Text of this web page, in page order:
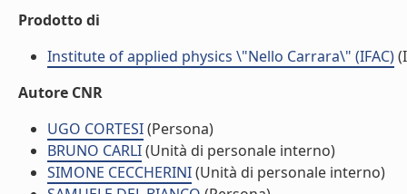
Prodotto di
Institute of applied physics \"Nello Carrara\" (IFAC)
Autore CNR
UGO CORTESI(Persona)
BRUNO CARLI(Unità di personale interno)
SIMONE CECCHERINI(Unità di personale interno)